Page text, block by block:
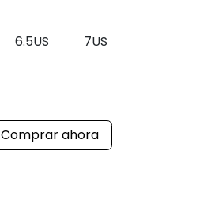
6.5US 7US
Comprar ahora